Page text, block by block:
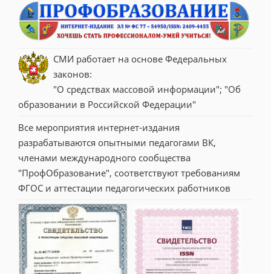
СМИ работает на основе Федеральных
законов:
"О средствах массовой информации"; "Об
образовании в Российской Федерации"
Все мероприятия интернет-издания
разрабатываются опытными педагогами ВК,
членами международного сообщества
"ПрофОбразование", соответствуют требованиям
ФГОС и аттестации педагогических работников